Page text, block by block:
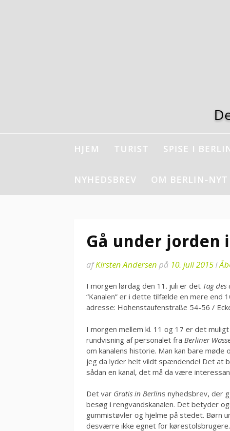
HJEM TURIST SPISE I
NYHEDSBREV OM BERLIN-NYT
Gå under jorden
afKirsten Andersen på 10. juli 2015i
I morgen lørdag den 11. juli er det Tag des
“Kanalen” er i dette tilfælde en mere end
adresse: Hohenstaufenstraße 54-56 /
I morgen mellem kl. 11 og 17 er det
rundvisning af personalet fra Berliner
om kanalens historie. Man kan bare
jeg da lyder helt vildt spændende! Det at
sådan en kanal, det må da være
Det var Gratis in Berlins nyhedsbrev, der
besøg i rengvandskanalen. Det betyder
gummistøvler og hjelme på stedet. Børn
desværre ikke egnet for